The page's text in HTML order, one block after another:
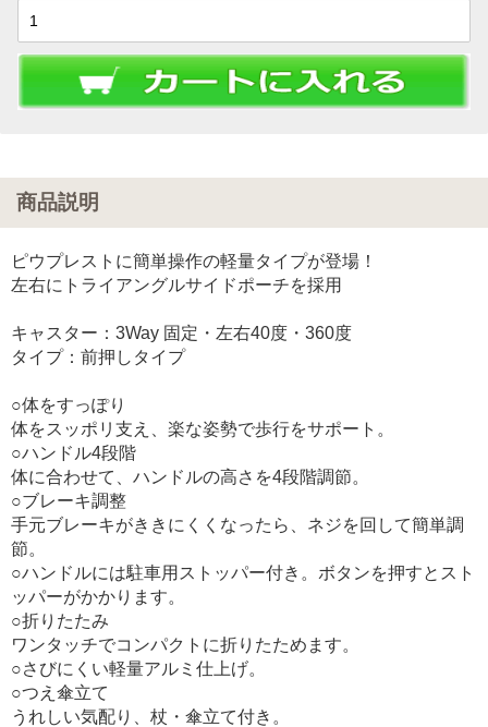
商品説明
ピウプレストに簡単操作の軽量タイプが登場！
左右にトライアングルサイドポーチを採用
キャスター：3Way 固定・左右40度・360度
タイプ：前押しタイプ
○体をすっぽり
体をスッポリ支え、楽な姿勢で歩行をサポート。
○ハンドル4段階
体に合わせて、ハンドルの高さを4段階調節。
○ブレーキ調整
手元ブレーキがききにくくなったら、ネジを回して簡単調
節。
○ハンドルには駐車用ストッパー付き。ボタンを押すとスト
ッパーがかかります。
○折りたたみ
ワンタッチでコンパクトに折りたためます。
○さびにくい軽量アルミ仕上げ。
○つえ傘立て
うれしい気配り、杖・傘立て付き。